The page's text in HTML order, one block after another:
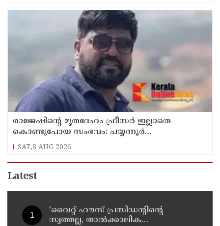
രാജേഷിന്റെ മൃതദേഹം ഫ്രീസർ ഇല്ലാതെ
കൊണ്ടുപോയ സംഭവം: പയ്യന്നൂർ
തഹസിൽദാറിനെ സസ്പെൻഡ് ചെയ്യാൻ
നിർദ്ദേശം
SAT,8 AUG 2026
Latest
‘വൈറ്റ് ഹൗസ് പ്രസിഡന്റിന്റെ
സ്വത്തല്ല, താൽക്കാലിക